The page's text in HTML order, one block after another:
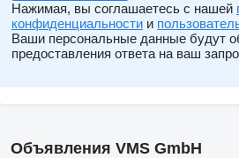
Нажимая, вы соглашаетесь с нашей
конфиденциальности и
Ваши персональные данные будут
предоставления ответа на ваш
Объявления VMS GmbH